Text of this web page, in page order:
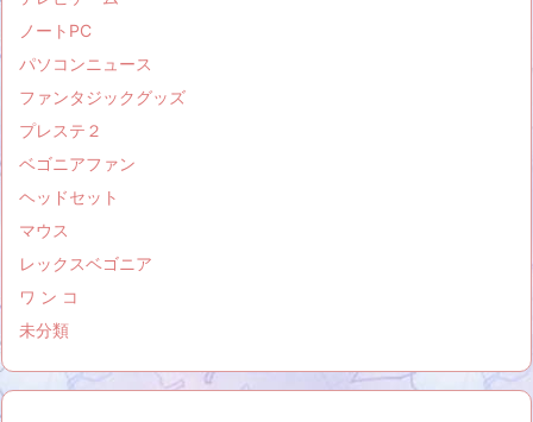
ノートPC
パソコンニュース
ファンタジックグッズ
プレステ２
ベゴニアファン
ヘッドセット
マウス
レックスベゴニア
ワ ン コ
未分類